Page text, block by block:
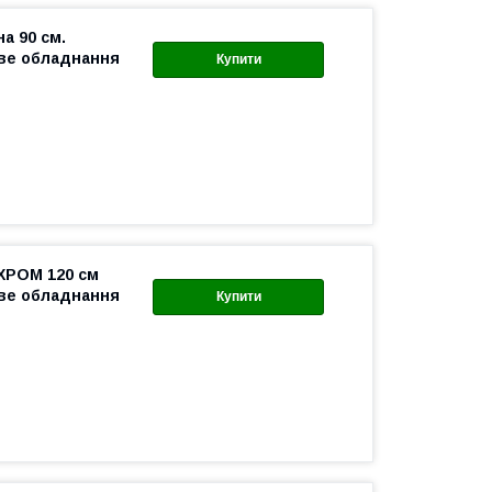
Купити
90 см.
обладнання
Купити
120 см
обладнання